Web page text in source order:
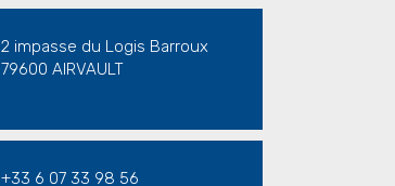
2 impasse du Logis Barroux
79600 AIRVAULT
+33 6 07 33 98 56